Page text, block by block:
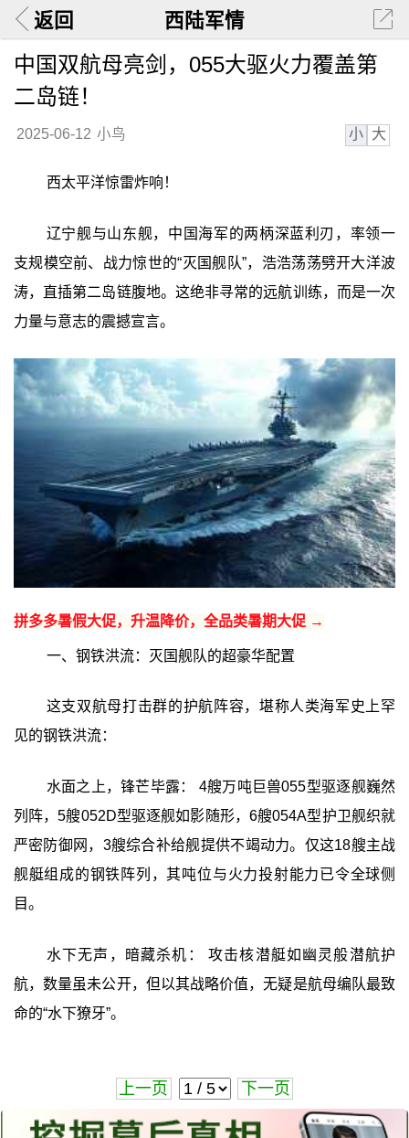
返回 西陆军情
中国双航母亮剑，055大驱火力覆盖第
二岛链！
2025-06-12 小鸟 小 大
西太平洋惊雷炸响！
辽宁舰与山东舰，中国海军的两柄深蓝利刃，率领一
支规模空前、战力惊世的“灭国舰队”，浩浩荡荡劈开大洋波
涛，直插第二岛链腹地。这绝非寻常的远航训练，而是一次
力量与意志的震撼宣言。
拼多多暑假大促，升温降价，全品类暑期大促 →
一、钢铁洪流：灭国舰队的超豪华配置
这支双航母打击群的护航阵容，堪称人类海军史上罕
见的钢铁洪流：
水面之上，锋芒毕露： 4艘万吨巨兽055型驱逐舰巍然
列阵，5艘052D型驱逐舰如影随形，6艘054A型护卫舰织就
严密防御网，3艘综合补给舰提供不竭动力。仅这18艘主战
舰艇组成的钢铁阵列，其吨位与火力投射能力已令全球侧
目。
水下无声，暗藏杀机： 攻击核潜艇如幽灵般潜航护
航，数量虽未公开，但以其战略价值，无疑是航母编队最致
命的“水下獠牙”。
上一页 下一页